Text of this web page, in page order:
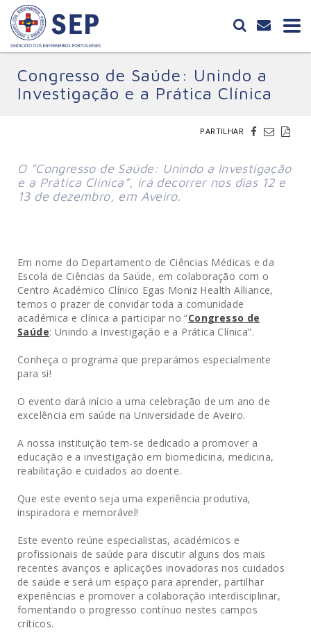
Congresso de Saúde: Unindo a
Investigação e a Prática Clínica
PARTILHAR
O "Congresso de Saúde: Unindo a Investigação
e a Prática Clínica”, irá decorrer nos dias 12 e
13 de dezembro, em Aveiro.
Em nome do Departamento de Ciências Médicas e da
Escola de Ciências da Saúde, em colaboração com o
Centro Académico Clínico Egas Moniz Health Alliance,
temos o prazer de convidar toda a comunidade
académica e clínica a participar no “Congresso de
Saúde: Unindo a Investigação e a Prática Clínica”.
Conheça o programa que preparámos especialmente
para si!
O evento dará início a uma celebração de um ano de
excelência em saúde na Universidade de Aveiro.
A nossa instituição tem-se dedicado a promover a
educação e a investigação em biomedicina, medicina,
reabilitação e cuidados ao doente.
Que este evento seja uma experiência produtiva,
inspiradora e memorável!
Este evento reúne especialistas, académicos e
profissionais de saúde para discutir alguns dos mais
recentes avanços e aplicações inovadoras nos cuidados
de saúde e será um espaço para aprender, partilhar
experiências e promover a colaboração interdisciplinar,
fomentando o progresso contínuo nestes campos
críticos.